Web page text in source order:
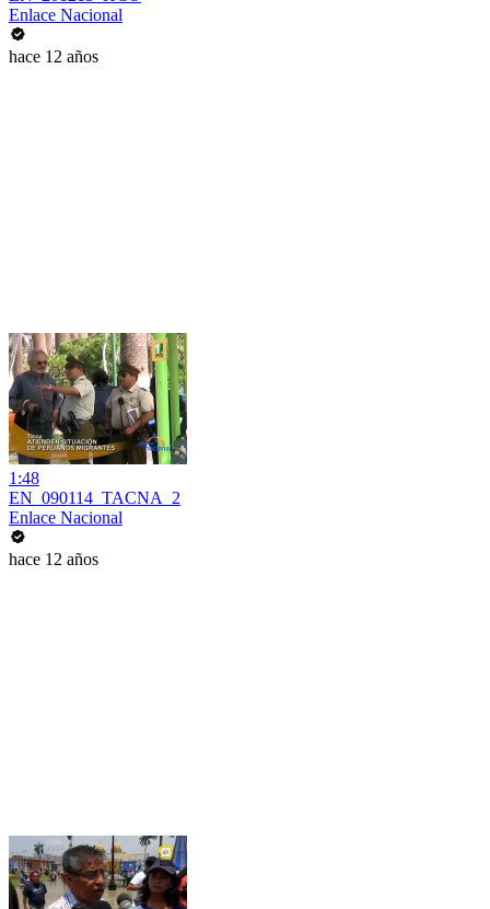
Enlace Nacional
hace 12 años
1:48
EN_090114_TACNA_2
Enlace Nacional
hace 12 años